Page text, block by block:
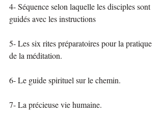
4- Séquence selon laquelle les disciples sont
guidés avec les instructions
5- Les six rites préparatoires pour la pratique
de la méditation.
6- Le guide spirituel sur le chemin.
7- La précieuse vie humaine.